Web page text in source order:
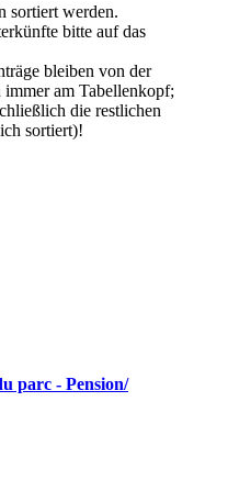
sortiert werden.
bitte auf das
bleiben von der
immer am Tabellenkopf;
die restlichen
sortiert)!
parc - Pension/